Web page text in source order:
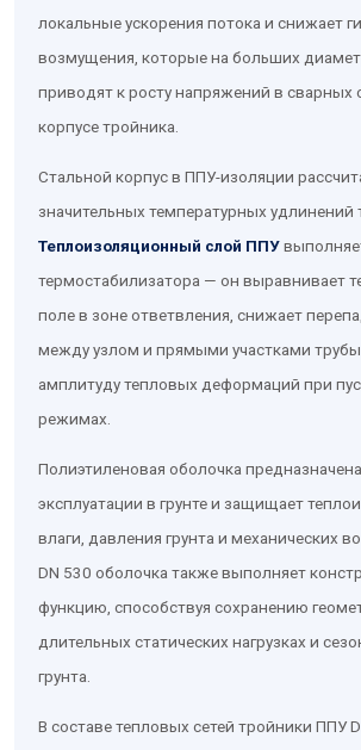
локальные ускорения потока и снижает
возмущения, которые на больших
приводят к росту напряжений в сварных
корпусе тройника.
Стальной корпус в ППУ-изоляции
значительных температурных удлинений
Теплоизоляционный слой ППУ
термостабилизатора — он выравнивает
поле в зоне ответвления, снижает
между узлом и прямыми участками
амплитуду тепловых деформаций при
режимах.
Полиэтиленовая оболочка
эксплуатации в грунте и защищает
влаги, давления грунта и механических
DN 530 оболочка также выполняет
функцию, способствуя сохранению
длительных статических нагрузках и
грунта.
В составе тепловых сетей тройники ППУ